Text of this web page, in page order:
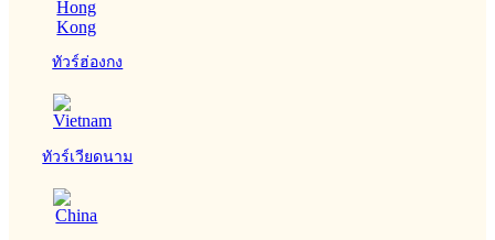
ทัวร์ฮ่องกง
ทัวร์เวียดนาม